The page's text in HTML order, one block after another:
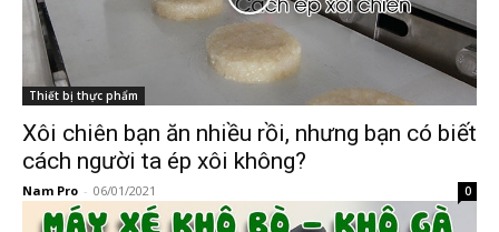
Thiết bị thực phẩm
Xôi chiên bạn ăn nhiều rồi, nhưng bạn có biết
cách người ta ép xôi không?
Nam Pro - 06/01/2021 0